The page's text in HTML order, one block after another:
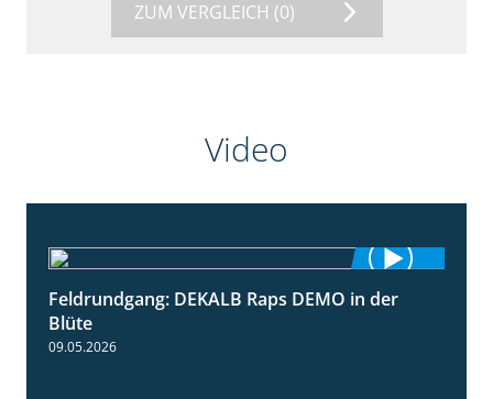
ZUM VERGLEICH (0)
Video
2:37
Feldrundgang: DEKALB Raps DEMO in der
Blüte
09.05.2026